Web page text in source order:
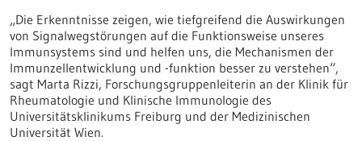
„Die Erkenntnisse zeigen, wie tiefgreifend die Auswirkungen
von Signalwegstörungen auf die Funktionsweise unseres
Immunsystems sind und helfen uns, die Mechanismen der
Immunzellentwicklung und -funktion besser zu verstehen“,
sagt Marta Rizzi, Forschungsgruppenleiterin an der Klinik für
Rheumatologie und Klinische Immunologie des
Universitätsklinikums Freiburg und der Medizinischen
Universität Wien.